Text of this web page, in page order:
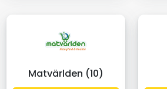
Matvärlden (10)